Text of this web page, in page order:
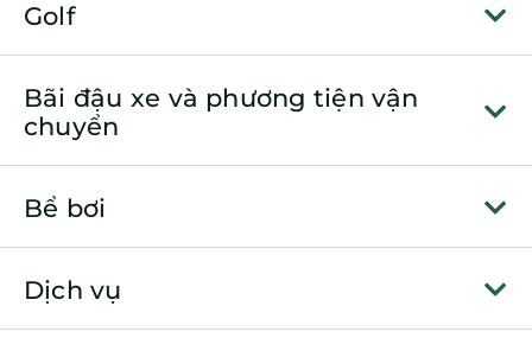
Golf
Bãi đậu xe và phương tiện vận
chuyển
Bể bơi
Dịch vụ